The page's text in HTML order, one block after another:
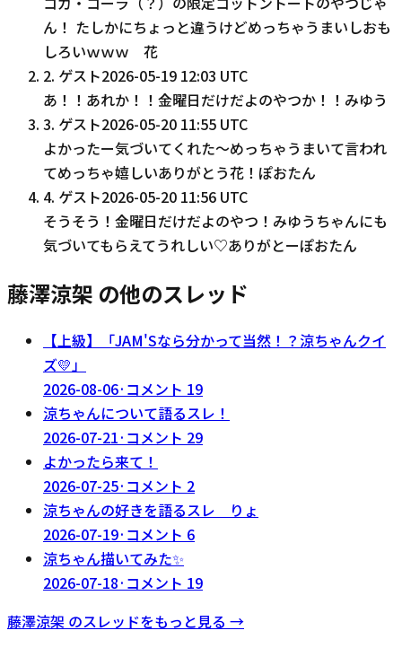
ん！ たしかにちょっと違うけどめっちゃうまいしおも
しろいｗｗｗ 花
2. ゲスト2026-05-19 12:03 UTC
あ！！あれか！！金曜日だけだよのやつか！！みゆう
3. ゲスト2026-05-20 11:55 UTC
よかったー気づいてくれた〜めっちゃうまいて言われ
てめっちゃ嬉しいありがとう花！ぽおたん
4. ゲスト2026-05-20 11:56 UTC
そうそう！金曜日だけだよのやつ！みゆうちゃんにも
気づいてもらえてうれしい♡ありがとーぽおたん
藤澤涼架 の他のスレッド
【上級】「JAM'Sなら分かって当然！？涼ちゃんクイ
ズ💛」
2026-08-06· コメント 19
涼ちゃんについて語るスレ！
2026-07-21· コメント 29
よかったら来て！
2026-07-25· コメント 2
涼ちゃんの好きを語るスレ りょ
2026-07-19· コメント 6
涼ちゃん描いてみた✨
2026-07-18· コメント 19
藤澤涼架 のスレッドをもっと見る →